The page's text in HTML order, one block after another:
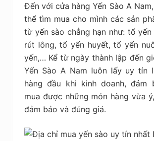
Đến với cửa hàng Yến Sào A
thể tìm mua cho mình các sản
từ yến sào chẳng hạn như: tổ
rút lông, tổ yến huyết, tổ yến
yến,… Kể từ ngày thành lập đến
Yến Sào A Nam luôn lấy uy tín
hàng đầu khi kinh doanh, đảm
mua được những món hàng vừa
đảm bảo và đúng giá.